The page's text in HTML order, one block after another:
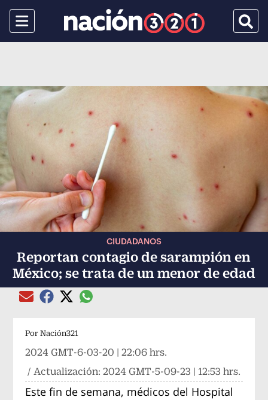
Menu
CIUDADANOS
Reportan contagio de sarampión en
México; se trata de un menor de edad
Compartir el artículo actual mediante Email
Compartir el artículo actual mediante Facebook
Compartir el artículo actual mediante Twitter
Compartir el artículo actual mediante
Por Nación321
2024 GMT-6-03-20 | 22:06 hrs.
/ Actualización:2024 GMT-5-09-23 | 12:53 hrs.
Este fin de semana, médicos del Hospital